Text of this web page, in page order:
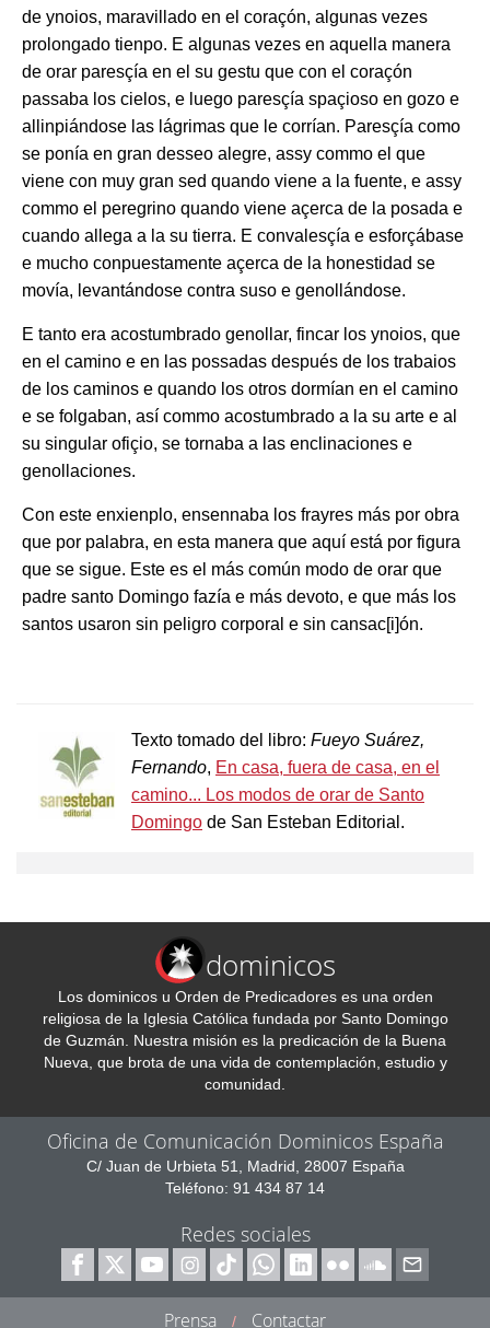
de ynoios, maravillado en el coraçón, algunas vezes
prolongado tienpo. E algunas vezes en aquella manera
de orar paresçía en el su gestu que con el coraçón
passaba los cielos, e luego paresçía spaçioso en gozo e
allinpiándose las lágrimas que le corrían. Paresçía como
se ponía en gran desseo alegre, assy commo el que
viene con muy gran sed quando viene a la fuente, e assy
commo el peregrino quando viene açerca de la posada e
cuando allega a la su tierra. E convalesçía e esforçábase
e mucho conpuestamente açerca de la honestidad se
movía, levantándose contra suso e genollándose.
E tanto era acostumbrado genollar, fincar los ynoios, que
en el camino e en las possadas después de los trabaios
de los caminos e quando los otros dormían en el camino
e se folgaban, así commo acostumbrado a la su arte e al
su singular ofiçio, se tornaba a las enclinaciones e
genollaciones.
Con este enxienplo, ensennaba los frayres más por obra
que por palabra, en esta manera que aquí está por figura
que se sigue. Este es el más común modo de orar que
padre santo Domingo fazía e más devoto, e que más los
santos usaron sin peligro corporal e sin cansac[i]ón.
Texto tomado del libro: Fueyo Suárez,
Fernando, En casa, fuera de casa, en el
camino... Los modos de orar de Santo
Domingo de San Esteban Editorial.
dominicos
Los dominicos u Orden de Predicadores es una orden
religiosa de la Iglesia Católica fundada por Santo Domingo
de Guzmán. Nuestra misión es la predicación de la Buena
Nueva, que brota de una vida de contemplación, estudio y
comunidad.
Oficina de Comunicación Dominicos España
C/ Juan de Urbieta 51, Madrid, 28007 España
Teléfono: 91 434 87 14
Redes sociales
Prensa / Contactar